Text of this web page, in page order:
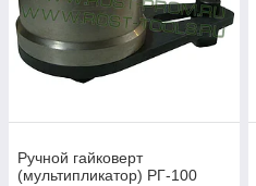
Ручной гайковерт
(мультипликатор) РГ-100